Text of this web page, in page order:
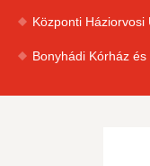
Központi Háziorvosi
Bonyhádi Kórház